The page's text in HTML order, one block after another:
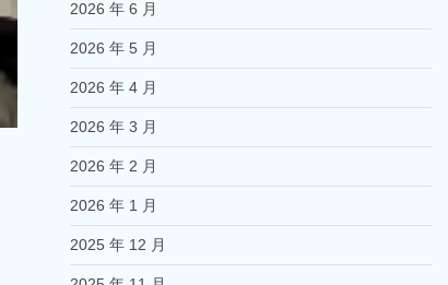
2026 年 6 月
2026 年 5 月
2026 年 4 月
2026 年 3 月
2026 年 2 月
2026 年 1 月
2025 年 12 月